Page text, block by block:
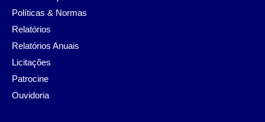
Políticas & Normas
Relatórios
Relatórios Anuais
Licitações
Patrocine
Ouvidoria